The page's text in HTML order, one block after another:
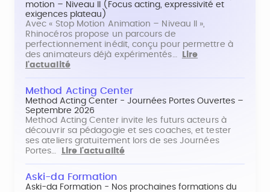
motion – Niveau II (Focus acting, expressivité et
exigences plateau)
Avec « Stop Motion Animation – Niveau II »,
Rhinocéros propose un parcours de
perfectionnement inédit, conçu pour permettre à
des animateurs déjà expérimentés…
Lire
l'actualité
Method Acting Center
Method Acting Center - Journées Portes Ouvertes –
Septembre 2026
Method Acting Center invite les futurs acteurs à
découvrir sa pédagogie et ses coaches, et tester
ses ateliers gratuitement lors de ses Journées
Portes…
Lire l'actualité
Aski-da Formation
Aski-da Formation - Nos prochaines formations du